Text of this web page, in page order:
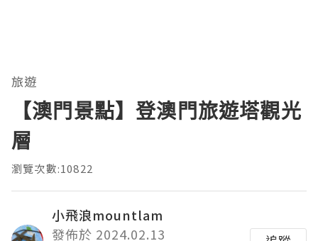
旅遊
【澳門景點】登澳門旅遊塔觀光
層
瀏覽次數:10822
小飛浪mountlam
發佈於 2024.02.13